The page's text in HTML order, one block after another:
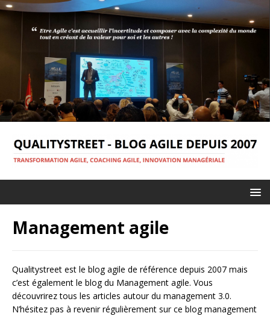
Management agile
Qualitystreet est le blog agile de référence depuis 2007 mais
c’est également le blog du Management agile. Vous
découvrirez tous les articles autour du management 3.0.
N’hésitez pas à revenir régulièrement sur ce blog management